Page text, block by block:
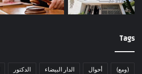
Tags
(ومع) أحوال الدار البيضاء الدكتور